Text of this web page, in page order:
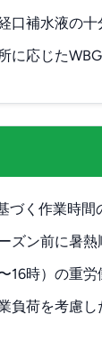
口補水液の十
に応じた
づく作業時
ズン前に暑
16時）の重
負荷を考慮